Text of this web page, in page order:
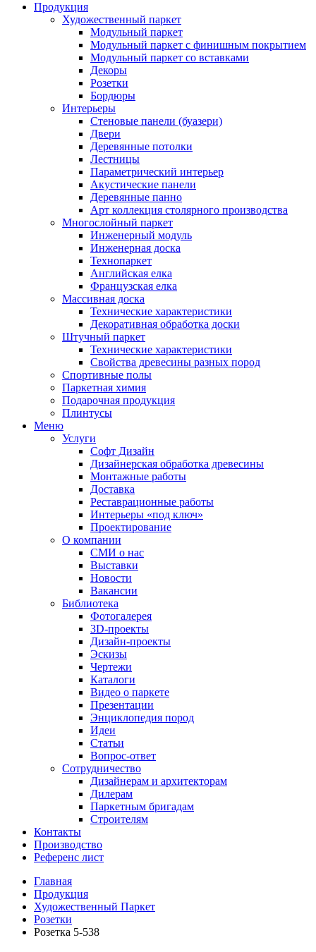
Продукция
Художественный паркет
Модульный паркет
Модульный паркет с финишным покрытием
Модульный паркет со вставками
Декоры
Розетки
Бордюры
Интерьеры
Стеновые панели (буазери)
Двери
Деревянные потолки
Лестницы
Параметрический интерьер
Акустические панели
Деревянные панно
Арт коллекция столярного производства
Многослойный паркет
Инженерный модуль
Инженерная доска
Технопаркет
Английская елка
Французская елка
Массивная доска
Технические характеристики
Декоративная обработка доски
Штучный паркет
Технические характеристики
Свойства древесины разных пород
Спортивные полы
Паркетная химия
Подарочная продукция
Плинтусы
Меню
Услуги
Софт Дизайн
Дизайнерская обработка древесины
Монтажные работы
Доставка
Реставрационные работы
Интерьеры «под ключ»
Проектирование
О компании
СМИ о нас
Выставки
Новости
Вакансии
Библиотека
Фотогалерея
3D-проекты
Дизайн-проекты
Эскизы
Чертежи
Каталоги
Видео о паркете
Презентации
Энциклопедия пород
Идеи
Статьи
Вопрос-ответ
Сотрудничество
Дизайнерам и архитекторам
Дилерам
Паркетным бригадам
Строителям
Контакты
Производство
Референс лист
Главная
Продукция
Художественный Паркет
Розетки
Розетка 5-538